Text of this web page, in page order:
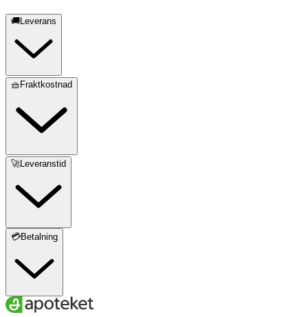
🚚Leverans
🧺Fraktkostnad
🚀Leveranstid
💳Betalning